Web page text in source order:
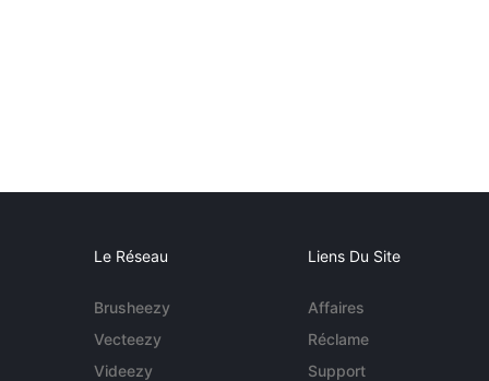
Le Réseau
Brusheezy
Vecteezy
Videezy
Liens Du Site
Affaires
Réclame
Support